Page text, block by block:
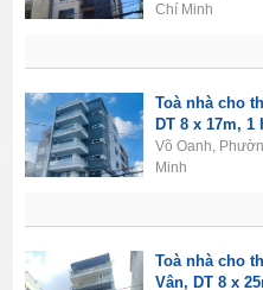
Chí Minh
Toà nhà cho
DT 8 x 17m, 1
Võ Oanh,
Minh
Toà nhà cho
Vân, DT 8 x